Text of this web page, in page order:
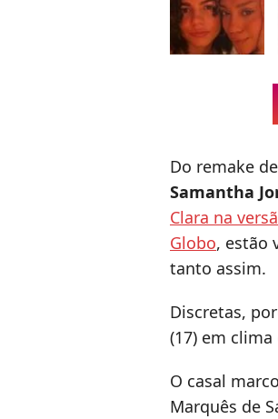
Do remake de
Samantha
Clara na
Globo, estão
tanto assim.
Discretas,
(17) em
O casal
Marquês de